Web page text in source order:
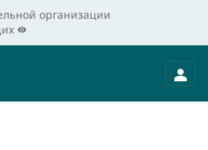
организации